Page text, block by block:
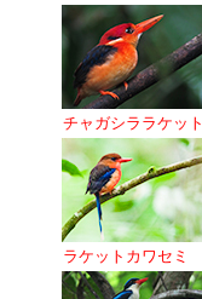
チャガシララケット
ラケットカワセミ